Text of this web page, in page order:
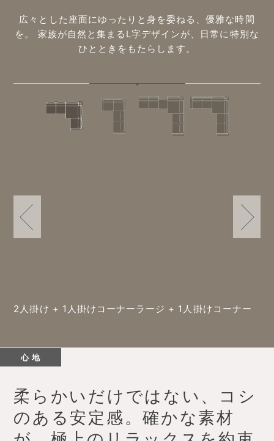
広々とした座面にゆったりと身を委ねる、優雅な時間
を。
家族が自然と集まるL字デザインが、日常に特別な
ひとときをもたらします。
2人掛け + 1人掛けコーナーラージ + 1人掛けコーナー
心 地
柔らかいだけではない、コシ
のある安定感。確かな素材